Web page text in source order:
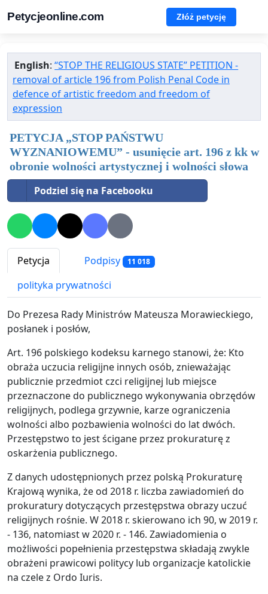
Petycjeonline.com Złóż petycję
English:“STOP THE RELIGIOUS STATE” PETITION -
removal of article 196 from Polish Penal Code in
defence of artistic freedom and freedom of
expression
PETYCJA „STOP PAŃSTWU
WYZNANIOWEMU” - usunięcie art. 196 z kk w
obronie wolności artystycznej i wolności słowa
Podziel się na Facebooku
Petycja Podpisy 11 018
polityka prywatności
Do Prezesa Rady Ministrów Mateusza Morawieckiego,
posłanek i posłów,
Art. 196 polskiego kodeksu karnego stanowi, że: Kto
obraża uczucia religijne innych osób, znieważając
publicznie przedmiot czci religijnej lub miejsce
przeznaczone do publicznego wykonywania obrzędów
religijnych, podlega grzywnie, karze ograniczenia
wolności albo pozbawienia wolności do lat dwóch.
Przestępstwo to jest ścigane przez prokuraturę z
oskarżenia publicznego.
Z danych udostępnionych przez polską Prokuraturę
Krajową wynika, że od 2018 r. liczba zawiadomień do
prokuratury dotyczących przestępstwa obrazy uczuć
religijnych rośnie. W 2018 r. skierowano ich 90, w 2019 r.
- 136, natomiast w 2020 r. - 146. Zawiadomienia o
możliwości popełnienia przestępstwa składają zwykle
obrażeni prawicowi politycy lub organizacje katolickie
na czele z Ordo Iuris.